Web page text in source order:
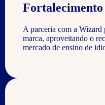
A parceria com a
marca, aproveitando o
mercado de ensino de